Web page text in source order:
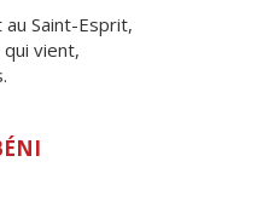
Saint-Esprit,
vient,